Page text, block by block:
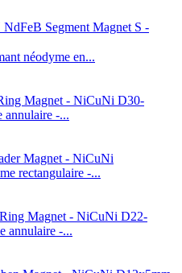
néodyme en...
D30-
annulaire -...
rectangulaire -...
D22-
annulaire -...